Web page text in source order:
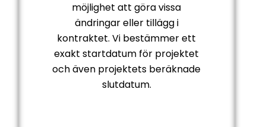
möjlighet att göra vissa
ändringar eller tillägg i
kontraktet. Vi bestämmer ett
exakt startdatum för projektet
och även projektets beräknade
slutdatum.